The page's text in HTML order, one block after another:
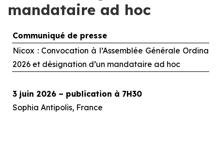
mandataire ad hoc
Communiqué de presse
Nicox : Convocation à l’Assemblée Générale
2026 et désignation d’un mandataire ad hoc
3 juin 2026 – publication à 7H30
Sophia Antipolis, France